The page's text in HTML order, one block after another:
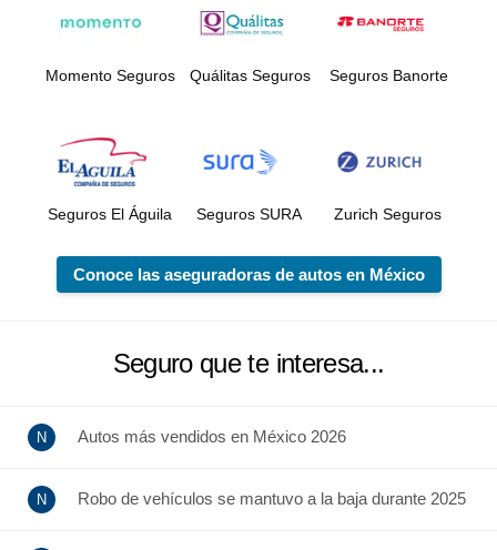
Momento Seguros Quálitas Seguros Seguros Banorte
Seguros El Águila Seguros SURA Zurich Seguros
Conoce las aseguradoras de autos en México
Seguro que te interesa...
Autos más vendidos en México 2026
Robo de vehículos se mantuvo a la baja durante 2025